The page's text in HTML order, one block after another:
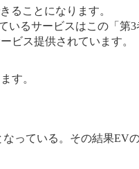
ることになります。
いるサービスはこの「第
ビス提供されています。
す。
っている。その結果EV